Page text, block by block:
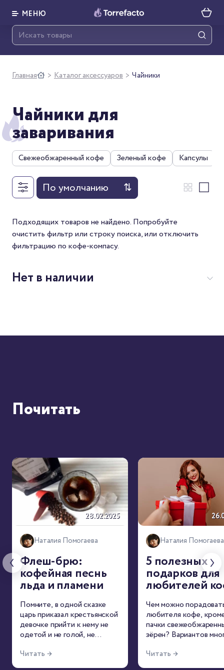
МЕНЮ
Главная > Каталог аксессуаров > Чайники
Чайники для
заваривания
Свежеобжаренный кофе Зеленый кофе Капсулы
По умолчанию ⇅
Подходящих товаров не найдено. Попробуйте
очистить фильтр или строку поиска, или отключить
фильтрацию по кофе-компасу.
Нет в наличии
Почитать
28.02.2025
Наталия Помогаева
Флеш-брю:
кофейная песнь
льда и пламени
Помните, в одной сказке
царь приказал крестьянской
девочке прийти к нему не
одетой и не голой, не
Флеш-брю напоминает мне
Читать →
Наталия Помогаева
5 полезных
подарков для
любителей
Чем можно
любителя кофе,
пачки
зёрен? Вариантов
интересных
Читать →